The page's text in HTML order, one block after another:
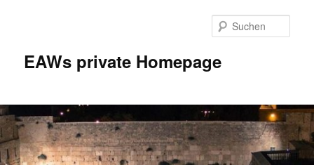
EAWs private Homepage